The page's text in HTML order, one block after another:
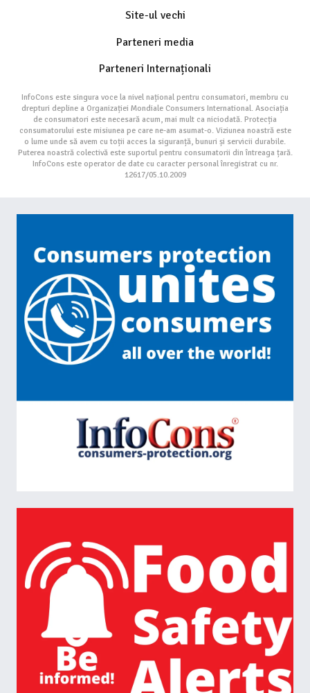
Site-ul vechi
Parteneri media
Parteneri Internaționali
InfoCons este singura voce la nivel național pentru consumatori, membru cu
drepturi depline a Organizației Mondiale Consumers International. Asociația
de consumatori este necesară acum, mai mult ca niciodată. Protecția
consumatorului este misiunea pe care ne-am asumat-o. Viziunea noastră este
o lume unde să avem cu toții acces la siguranță, bunuri și servicii durabile.
Puterea noastră colectivă este suportul pentru consumatorii din întreaga țară.
InfoCons este operator de date cu caracter personal înregistrat cu nr.
12617/05.10.2009